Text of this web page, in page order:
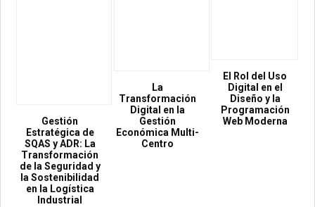
Gestión
Estratégica de
SQAS y ADR: La
Transformación
de la Seguridad y
la Sostenibilidad
en la Logística
Industrial
La
Transformación
Digital en la
Gestión
Económica Multi-
Centro
El Rol del Uso
Digital en el
Diseño y la
Programación
Web Moderna